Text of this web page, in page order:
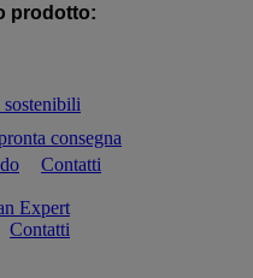
prodotto:
consegna
Contatti
Expert
Contatti